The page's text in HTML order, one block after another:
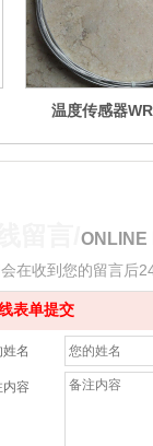
温度传感器
表单提交
名
内容
ONLINE
在收到您的留言后